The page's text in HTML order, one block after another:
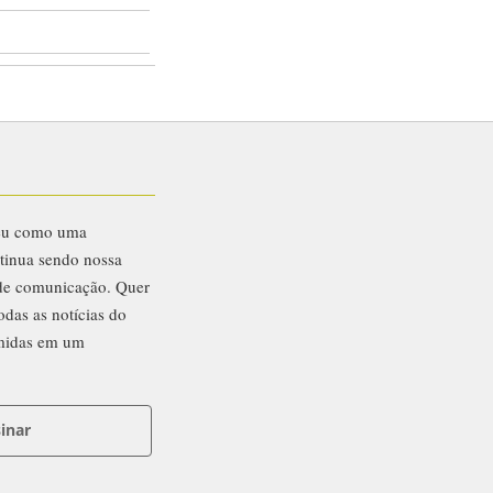
como uma
sendo nossa
comunicação. Quer
as notícias do
em um